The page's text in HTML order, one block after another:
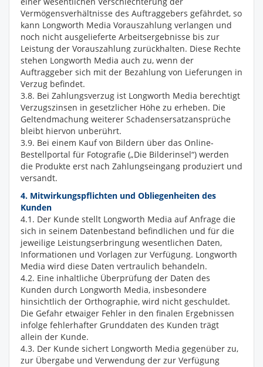
Vermögensverhältnisse des Auftraggebers gefährdet, so
kann Longworth Media Vorauszahlung verlangen und
noch nicht ausgelieferte Arbeitsergebnisse bis zur
Leistung der Vorauszahlung zurückhalten. Diese Rechte
stehen Longworth Media auch zu, wenn der
Auftraggeber sich mit der Bezahlung von Lieferungen in
Verzug befindet.
3.8. Bei Zahlungsverzug ist Longworth Media berechtigt
Verzugszinsen in gesetzlicher Höhe zu erheben. Die
Geltendmachung weiterer Schadensersatzansprüche
bleibt hiervon unberührt.
3.9. Bei einem Kauf von Bildern über das Online-
Bestellportal für Fotografie („Die Bilderinsel“) werden
die Produkte erst nach Zahlungseingang produziert und
versandt.
4. Mitwirkungspflichten und Obliegenheiten des
Kunden
4.1. Der Kunde stellt Longworth Media auf Anfrage die
sich in seinem Datenbestand befindlichen und für die
jeweilige Leistungserbringung wesentlichen Daten,
Informationen und Vorlagen zur Verfügung. Longworth
Media wird diese Daten vertraulich behandeln.
4.2. Eine inhaltliche Überprüfung der Daten des
Kunden durch Longworth Media, insbesondere
hinsichtlich der Orthographie, wird nicht geschuldet.
Die Gefahr etwaiger Fehler in den finalen Ergebnissen
infolge fehlerhafter Grunddaten des Kunden trägt
allein der Kunde.
4.3. Der Kunde sichert Longworth Media gegenüber zu,
zur Übergabe und Verwendung der zur Verfügung